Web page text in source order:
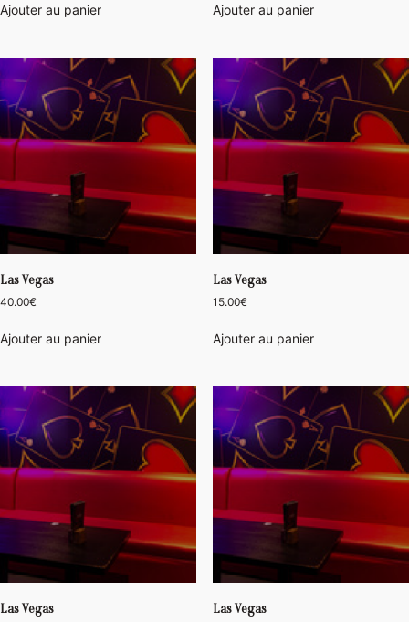
Ajouter au panier Ajouter au panier
Las Vegas
40.00€
Ajouter au panier
Las Vegas
15.00€
Ajouter au panier
Las Vegas Las Vegas